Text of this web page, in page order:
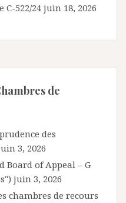
C-522/24 juin 18, 2026
de
des
3, 2026
Board of Appeal – G
juin 3, 2026
chambres de recours